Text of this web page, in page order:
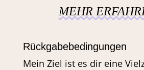
MEHR
Rückgabebedingungen
Mein Ziel ist es dir eine